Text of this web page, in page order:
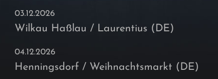
03.12.2026
Wilkau Haßlau / Laurentius (DE)
04.12.2026
Henningsdorf / Weihnachtsmarkt (DE)